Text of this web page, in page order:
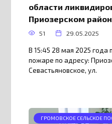
области
Приозерском
51 29.05.2025
В 15:45 28 мая 2025
пожаре по адресу:
Севастьяновское, ул.
ГРОМОВСКОЕ СЕЛЬСКОЕ